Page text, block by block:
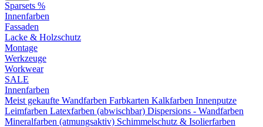
Sparsets %
Innenfarben
Fassaden
Lacke & Holzschutz
Montage
Werkzeuge
Workwear
SALE
Innenfarben
Meist gekaufte Wandfarben Farbkarten Kalkfarben Innenputze
Leimfarben Latexfarben (abwischbar) Dispersions - Wandfarben
Mineralfarben (atmungsaktiv) Schimmelschutz & Isolierfarben